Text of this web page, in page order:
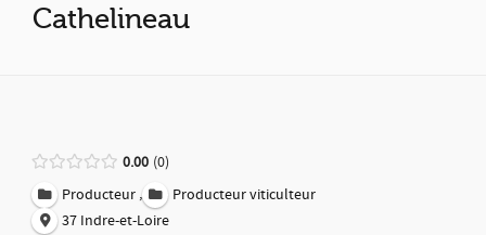
Cathelineau
0.00 0
Producteur ,
Producteur viticulteur
37 Indre-et-Loire